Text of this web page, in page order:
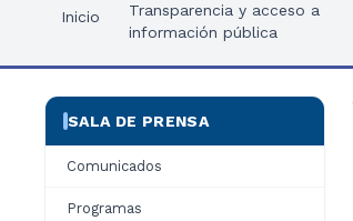
Inicio
Transparencia y acceso a
información pública
SALA DE PRENSA
Comunicados
Programas